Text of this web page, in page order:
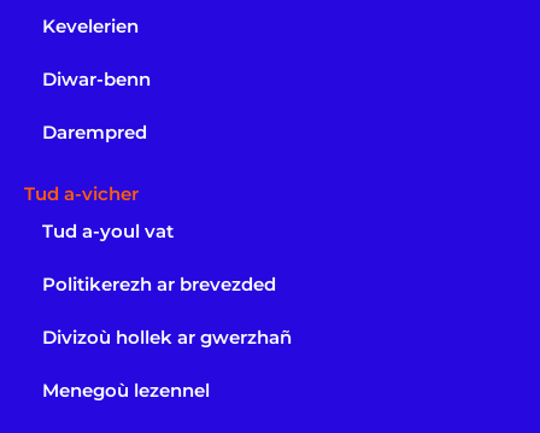
Kevelerien
Diwar-benn
Darempred
Tud a-vicher
Tud a-youl vat
Politikerezh ar brevezded
Divizoù hollek ar gwerzhañ
Menegoù lezennel